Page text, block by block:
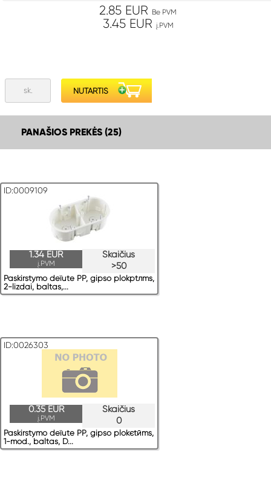
2.85 EUR Be PVM
3.45 EUR į.PVM
PANAŠIOS PREKĖS (25)
ID:0009109
Skaičius
>50
1.34 EUR
į.PVM
Paskirstymo deїute PP, gipso plokрtлms,
2-lizdai, baltas,...
ID:0026303
Skaičius
0
0.35 EUR
į.PVM
Paskirstymo deїute PP, gipso plokєtйms,
1-mod., baltas, D...